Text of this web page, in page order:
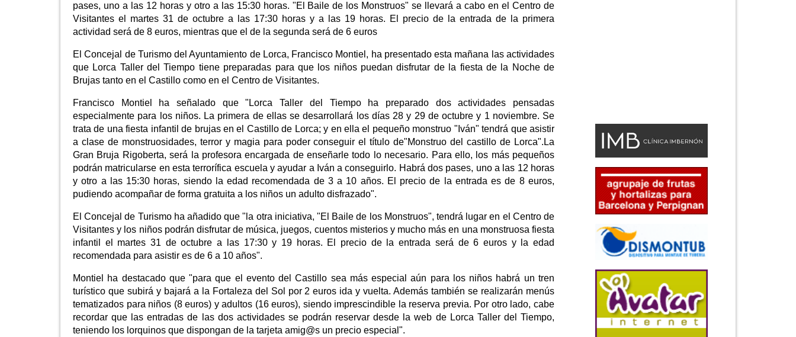
pases, uno a las 12 horas y otro a las 15:30 horas. "El Baile de los Monstruos" se llevará a cabo en el Centro de
Visitantes el martes 31 de octubre a las 17:30 horas y a las 19 horas. El precio de la entrada de la primera
actividad será de 8 euros, mientras que el de la segunda será de 6 euros
El Concejal de Turismo del Ayuntamiento de Lorca, Francisco Montiel, ha presentado esta mañana las actividades
que Lorca Taller del Tiempo tiene preparadas para que los niños puedan disfrutar de la fiesta de la Noche de
Brujas tanto en el Castillo como en el Centro de Visitantes.
Francisco Montiel ha señalado que "Lorca Taller del Tiempo ha preparado dos actividades pensadas
especialmente para los niños. La primera de ellas se desarrollará los días 28 y 29 de octubre y 1 noviembre. Se
trata de una fiesta infantil de brujas en el Castillo de Lorca; y en ella el pequeño monstruo "Iván" tendrá que asistir
a clase de monstruosidades, terror y magia para poder conseguir el título de"Monstruo del castillo de Lorca".La
Gran Bruja Rigoberta, será la profesora encargada de enseñarle todo lo necesario. Para ello, los más pequeños
podrán matricularse en esta terrorífica escuela y ayudar a Iván a conseguirlo. Habrá dos pases, uno a las 12 horas
y otro a las 15:30 horas, siendo la edad recomendada de 3 a 10 años. El precio de la entrada es de 8 euros,
pudiendo acompañar de forma gratuita a los niños un adulto disfrazado".
El Concejal de Turismo ha añadido que "la otra iniciativa, "El Baile de los Monstruos", tendrá lugar en el Centro de
Visitantes y los niños podrán disfrutar de música, juegos, cuentos misterios y mucho más en una monstruosa fiesta
infantil el martes 31 de octubre a las 17:30 y 19 horas. El precio de la entrada será de 6 euros y la edad
recomendada para asistir es de 6 a 10 años".
Montiel ha destacado que "para que el evento del Castillo sea más especial aún para los niños habrá un tren
turístico que subirá y bajará a la Fortaleza del Sol por 2 euros ida y vuelta. Además también se realizarán menús
tematizados para niños (8 euros) y adultos (16 euros), siendo imprescindible la reserva previa. Por otro lado, cabe
recordar que las entradas de las dos actividades se podrán reservar desde la web de Lorca Taller del Tiempo,
teniendo los lorquinos que dispongan de la tarjeta amig@s un precio especial".